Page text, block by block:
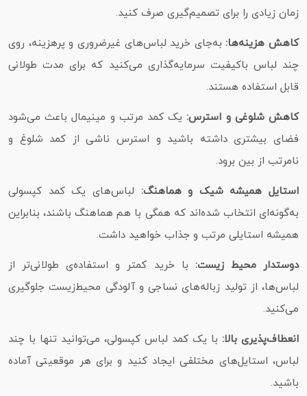
زمان زیادی را برای تصمیم‌گیری صرف کنید.
کاهش هزینه‌ها:به‌جای خرید لباس‌های غیرضروری و پرهزینه، روی
چند لباس باکیفیت سرمایه‌گذاری می‌کنید که برای مدت طولانی
قابل استفاده هستند.
کاهش شلوغی و استرس:یک کمد مرتب و مینیمال باعث می‌شود
فضای بیشتری داشته باشید و استرس ناشی از کمد شلوغ و
نامرتب از بین برود.
استایل همیشه شیک و هماهنگ: لباس‌های یک کمد کپسولی
به‌گونه‌ای انتخاب شده‌اند که همگی با هم هماهنگ باشند، بنابراین
همیشه استایلی مرتب و جذاب خواهید داشت.
دوستدار محیط زیست: با خرید کمتر و استفاده‌ی طولانی‌تر از
لباس‌ها، از تولید زباله‌های نساجی و آلودگی محیط‌زیست جلوگیری
می‌کنید.
انعطاف‌پذیری بالا: با یک کمد لباس کپسولی، می‌توانید تنها با چند
لباس، استایل‌های مختلفی ایجاد کنید و برای هر موقعیتی آماده
باشید.